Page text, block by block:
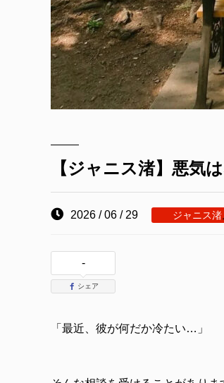
【ジャニス渚】悪気
2026 / 06 / 29 ジャニス渚
-
シェア
「最近、彼が何だか冷たい…」